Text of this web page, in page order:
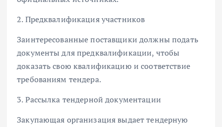
2. Предквалификация участников
Заинтересованные поставщики должны подать
документы для предквалификации, чтобы
доказать свою квалификацию и соответствие
требованиям тендера.
3. Рассылка тендерной документации
Закупающая организация выдает тендерную